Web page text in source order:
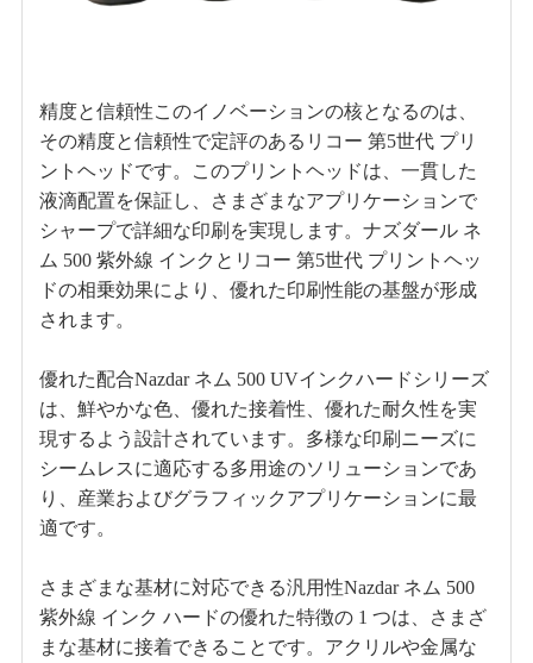
精度と信頼性このイノベーションの核となるのは、
その精度と信頼性で定評のあるリコー 第5世代 プリ
ントヘッドです。このプリントヘッドは、一貫した
液滴配置を保証し、さまざまなアプリケーションで
シャープで詳細な印刷を実現します。ナズダール ネ
ム 500 紫外線 インクとリコー 第5世代 プリントヘッ
ドの相乗効果により、優れた印刷性能の基盤が形成
されます。
優れた配合Nazdar ネム 500 UVインクハードシリーズ
は、鮮やかな色、優れた接着性、優れた耐久性を実
現するよう設計されています。多様な印刷ニーズに
シームレスに適応する多用途のソリューションであ
り、産業およびグラフィックアプリケーションに最
適です。
さまざまな基材に対応できる汎用性Nazdar ネム 500
紫外線 インク ハードの優れた特徴の 1 つは、さまざ
まな基材に接着できることです。アクリルや金属な